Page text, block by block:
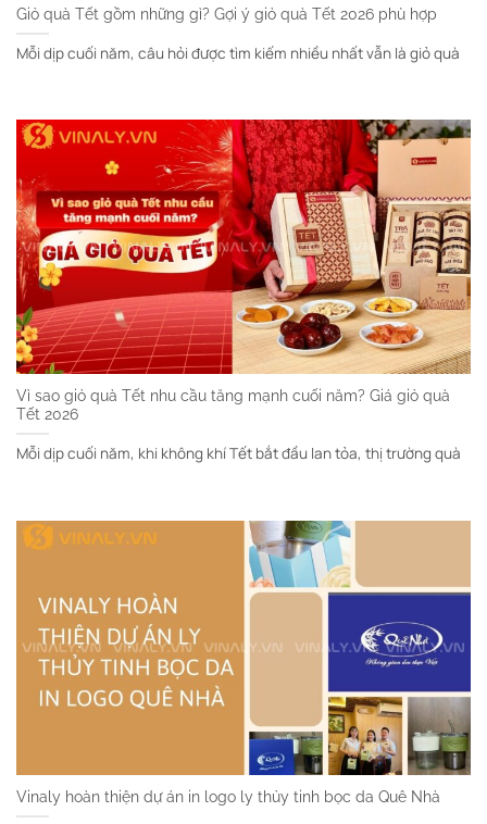
Giỏ quà Tết gồm những gì? Gợi ý giỏ quà Tết 2026 phù hợp
Mỗi dịp cuối năm, câu hỏi được tìm kiếm nhiều nhất vẫn là giỏ quà
Vì sao giỏ quà Tết nhu cầu tăng mạnh cuối năm? Giá giỏ quà
Tết 2026
Mỗi dịp cuối năm, khi không khí Tết bắt đầu lan tỏa, thị trường quà
Vinaly hoàn thiện dự án in logo ly thủy tinh bọc da Quê Nhà